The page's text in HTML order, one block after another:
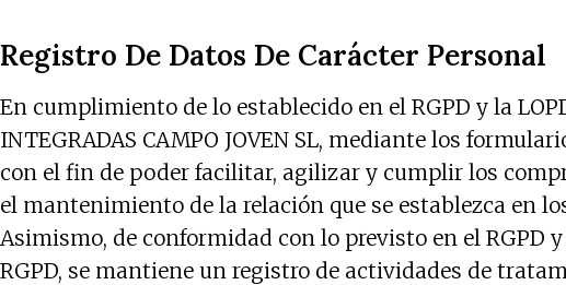
Registro De Datos De Carácter Personal
En cumplimiento de lo establecido en el RGPD y la
INTEGRADAS CAMPO JOVEN SL, mediante los
con el fin de poder facilitar, agilizar y cumplir los
el mantenimiento de la relación que se establezca en
Asimismo, de conformidad con lo previsto en el RGPD
RGPD, se mantiene un registro de actividades de